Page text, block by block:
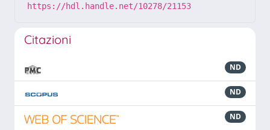
https://hdl.handle.net/10278/21153
Citazioni
ND
ND
ND